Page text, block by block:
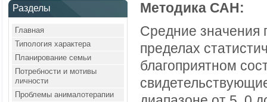
Разделы
Главная
Типология характера
Планирование семьи
Потребности и мотивы
личности
Проблемы анималотерапии
Методика САН:
Средние значения
пределах
благоприятном